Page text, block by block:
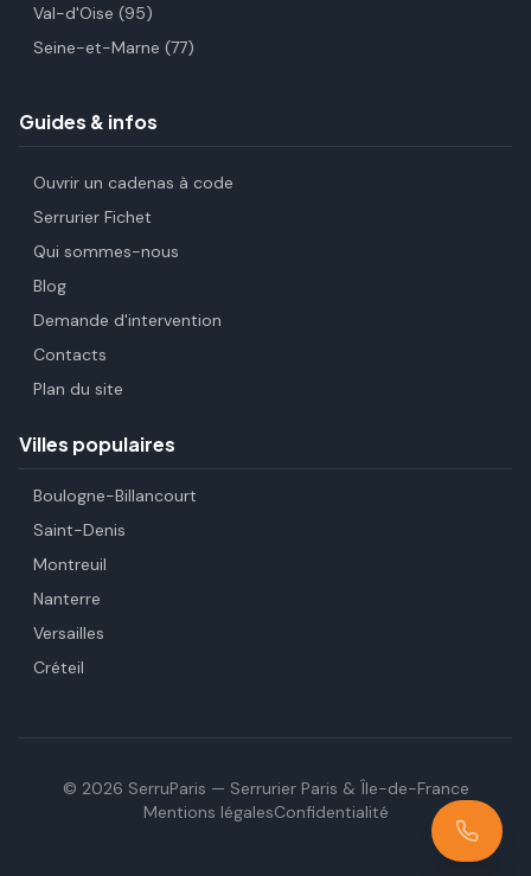
Val-d'Oise (95)
Seine-et-Marne (77)
Guides & infos
Ouvrir un cadenas à code
Serrurier Fichet
Qui sommes-nous
Blog
Demande d'intervention
Contacts
Plan du site
Villes populaires
Boulogne-Billancourt
Saint-Denis
Montreuil
Nanterre
Versailles
Créteil
© 2026 SerruParis — Serrurier Paris & Île-de-France
Mentions légalesConfidentialité